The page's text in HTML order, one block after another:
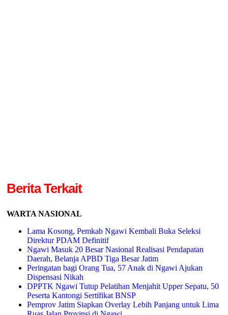
Berita Terkait
WARTA NASIONAL
Lama Kosong, Pemkab Ngawi Kembali Buka Seleksi
Direktur PDAM Definitif
Ngawi Masuk 20 Besar Nasional Realisasi Pendapatan
Daerah, Belanja APBD Tiga Besar Jatim
Peringatan bagi Orang Tua, 57 Anak di Ngawi Ajukan
Dispensasi Nikah
DPPTK Ngawi Tutup Pelatihan Menjahit Upper Sepatu, 50
Peserta Kantongi Sertifikat BNSP
Pemprov Jatim Siapkan Overlay Lebih Panjang untuk Lima